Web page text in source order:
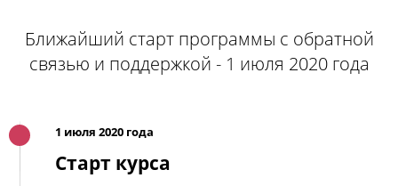
Ближайший старт программы с обратной
связью и поддержкой - 1 июля 2020 года
1 июля 2020 года
Старт курса